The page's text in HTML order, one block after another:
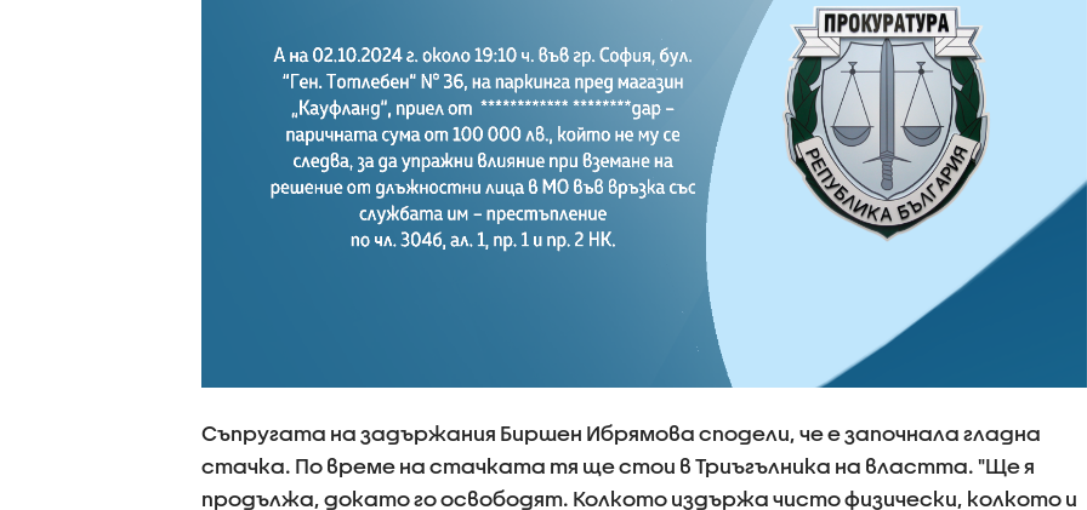
Съпругата на задържания Биршен Ибрямова сподели, че е започнала гладна
стачка. По време на стачката тя ще стои в Триъгълника на властта. "Ще я
продължа, докато го освободят. Колкото издържа чисто физически, колкото и